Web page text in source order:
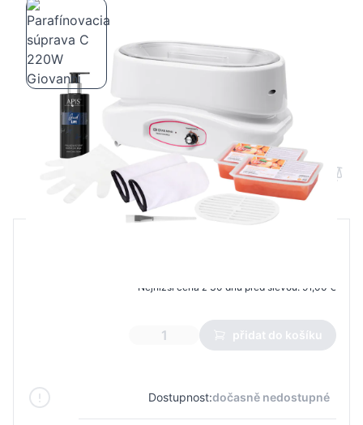
Parafínovacia súprava C 220W Giovanni
B2B cena Maloobchodní cena
Nejnižší cena z 30 dnů před slevou: 91,00 €
přidat do košíku
Dostupnost:dočasně nedostupné